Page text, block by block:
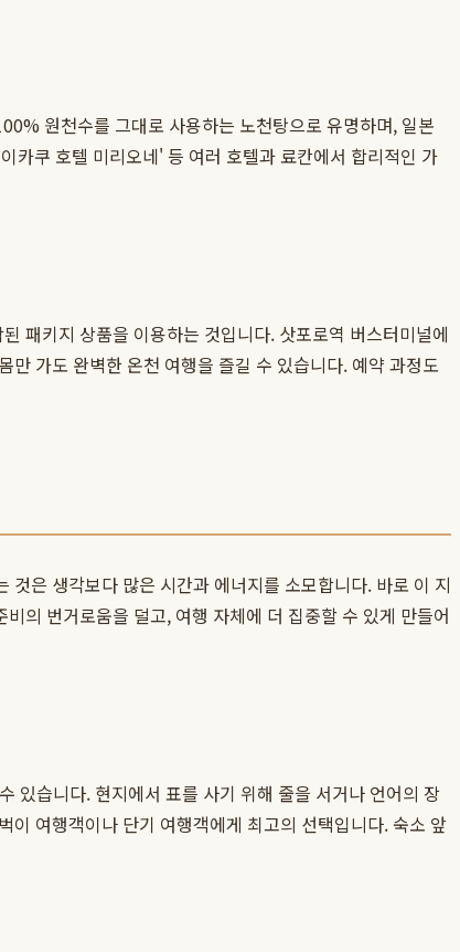
원천수를 그대로 사용하는 노천탕으로 유명하며, 일본
카쿠 호텔 미리오네' 등 여러 호텔과 료칸에서 합리적인 가
패키지 상품을 이용하는 것입니다. 삿포로역 버스터미널에
가도 완벽한 온천 여행을 즐길 수 있습니다. 예약 과정도
은 생각보다 많은 시간과 에너지를 소모합니다. 바로 이 지
의 번거로움을 덜고, 여행 자체에 더 집중할 수 있게 만들어
있습니다. 현지에서 표를 사기 위해 줄을 서거나 언어의 장
여행객이나 단기 여행객에게 최고의 선택입니다. 숙소 앞